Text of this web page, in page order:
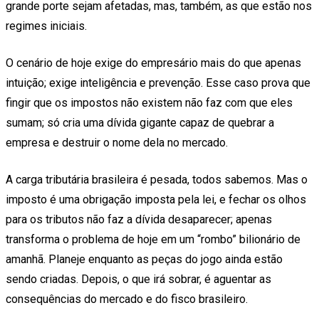
grande porte sejam afetadas, mas, também, as que estão nos
regimes iniciais.
O cenário de hoje exige do empresário mais do que apenas
intuição; exige inteligência e prevenção. Esse caso prova que
fingir que os impostos não existem não faz com que eles
sumam; só cria uma dívida gigante capaz de quebrar a
empresa e destruir o nome dela no mercado.
A carga tributária brasileira é pesada, todos sabemos. Mas o
imposto é uma obrigação imposta pela lei, e fechar os olhos
para os tributos não faz a dívida desaparecer; apenas
transforma o problema de hoje em um “rombo” bilionário de
amanhã. Planeje enquanto as peças do jogo ainda estão
sendo criadas. Depois, o que irá sobrar, é aguentar as
consequências do mercado e do fisco brasileiro.